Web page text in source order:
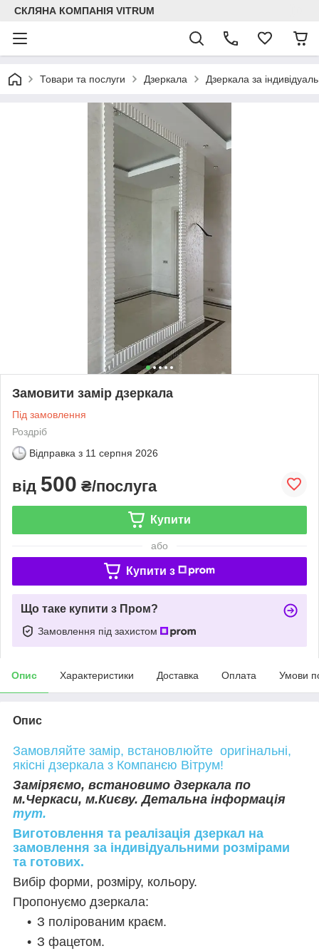
СКЛЯНА КОМПАНІЯ VITRUM
Товари та послуги Дзеркала Дзеркала за
Замовити замір дзеркала
Під замовлення
Роздріб
Відправка з 11 серпня 2026
від 500 ₴/послуга
Купити
або
Купити з
Що таке купити з Пром?
Замовлення під захистом
Опис Характеристики Доставка Оплата Умови
Опис
Замовляйте замір, встановлюйте оригінальні,
якісні дзеркала з Компанєю Вітрум!
Заміряємо, встановимо дзеркала по
м.Черкаси, м.Києву. Детальна інформація
тут.
Виготовлення та реалізація дзеркал на
замовлення за індивідуальними розмірами
та готових.
Вибір форми, розміру, кольору.
Пропонуємо дзеркала:
З полірованим краєм.
З фацетом.